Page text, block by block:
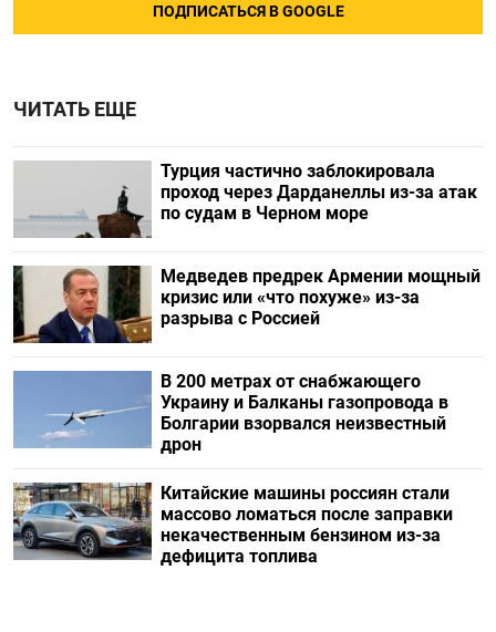
ПОДПИСАТЬСЯ В GOOGLE
ЧИТАТЬ ЕЩЕ
Турция частично заблокировала
проход через Дарданеллы из-за атак
по судам в Черном море
Медведев предрек Армении мощный
кризис или «что похуже» из-за
разрыва с Россией
В 200 метрах от снабжающего
Украину и Балканы газопровода в
Болгарии взорвался неизвестный
дрон
Китайские машины россиян стали
массово ломаться после заправки
некачественным бензином из-за
дефицита топлива